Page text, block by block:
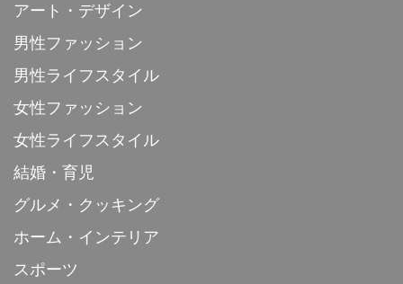
アート・デザイン
男性ファッション
男性ライフスタイル
女性ファッション
女性ライフスタイル
結婚・育児
グルメ・クッキング
ホーム・インテリア
スポーツ